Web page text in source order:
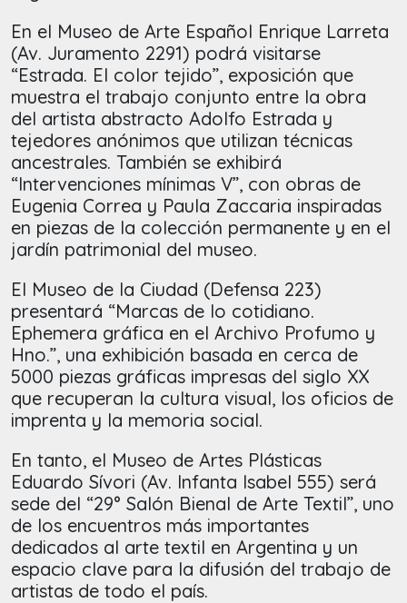
En el Museo de Arte Español Enrique Larreta
(Av. Juramento 2291) podrá visitarse
“Estrada. El color tejido”, exposición que
muestra el trabajo conjunto entre la obra
del artista abstracto Adolfo Estrada y
tejedores anónimos que utilizan técnicas
ancestrales. También se exhibirá
“Intervenciones mínimas V”, con obras de
Eugenia Correa y Paula Zaccaria inspiradas
en piezas de la colección permanente y en el
jardín patrimonial del museo.
El Museo de la Ciudad (Defensa 223)
presentará “Marcas de lo cotidiano.
Ephemera gráfica en el Archivo Profumo y
Hno.”, una exhibición basada en cerca de
5000 piezas gráficas impresas del siglo XX
que recuperan la cultura visual, los oficios de
imprenta y la memoria social.
En tanto, el Museo de Artes Plásticas
Eduardo Sívori (Av. Infanta Isabel 555) será
sede del “29° Salón Bienal de Arte Textil”, uno
de los encuentros más importantes
dedicados al arte textil en Argentina y un
espacio clave para la difusión del trabajo de
artistas de todo el país.